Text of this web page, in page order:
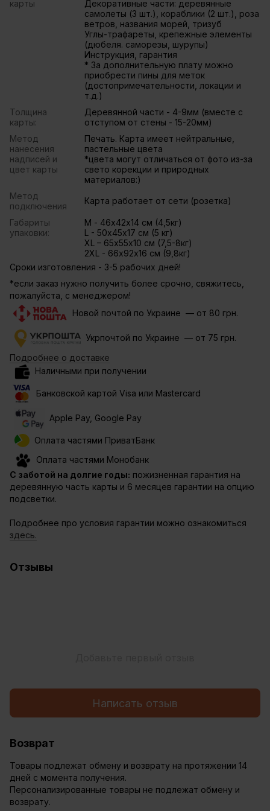
карты
Декоративные части: деревянные
самолеты (З шт.), кораблики (2 шт.), роза
ветров, названия морей, тризуб
Углы-трафареты, крепежные элементы
(дюбеля. саморезы, шурупы)
Инструкция, гарантия
* За дополнительную плату можно
приобрести пины для меток
(достопримечательности, локации и
т.д.)
Толщина
карты:
Деревянной части - 4-9мм (вместе с
отступом от стены - 15-20мм)
Метод
нанесения
надписей и
цвет карты
Печать. Карта имеет нейтральные,
пастельные цвета
*цвета могут отличаться от фото из-за
свето корекции и природных
материалов:)
Метод
подключения
Карта работает от сети (розетка)
Габариты
упаковки:
М - 46х42х14 см (4,5кг)
L - 50х45х17 см (5 кг)
ХL – 65х55х10 см (7,5-8кг)
2XL - 66х92х16 см (9,8кг)
Сроки изготовления - 3-5 рабочих дней!
*если заказ нужно получить более срочно, свяжитесь,
пожалуйста, с менеджером!
Новой почтой по Украине — от 80 грн.
Укрпочтой по Украине — от 75 грн.
Подробнее о доставке
Наличными при получении
Банковской картой Visa или Mastercard
Apple Pay, Google Pay
Оплата частями ПриватБанк
Оплата частями Монобанк
С заботой на долгие годы: пожизненная гарантия на
деревянную часть карты и 6 месяцев гарантии на опцию
подсветки.
Подробнее про условия гарантии можно ознакомиться
здесь.
Отзывы
Написать отзыв
Возврат
Товары подлежат обмену и возврату на протяжении 14
дней с момента получения.
Персонализированные товары не подлежат обмену и
возврату.